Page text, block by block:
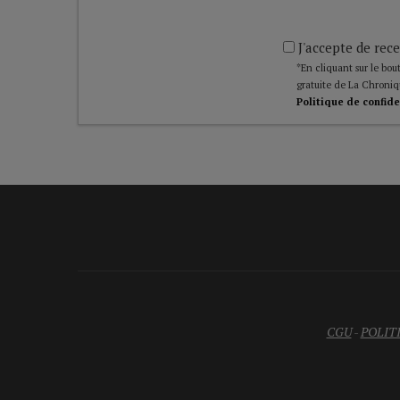
J'accepte de
*En cliquant sur le
gratuite de La
Politique de
CGU-